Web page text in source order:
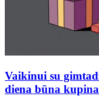
Vaikinui su
diena būna